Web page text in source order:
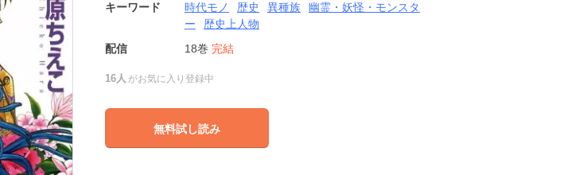
キーワード
時代モノ 歴史 異種族
幽霊・妖怪・モンスタ
ー
歴史上人物
配信
18巻 完結
16人 がお気に入り登録中
無料試し読み